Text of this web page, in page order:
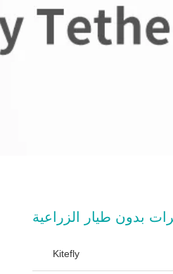
بدون طيار الزراعية
Kitefly